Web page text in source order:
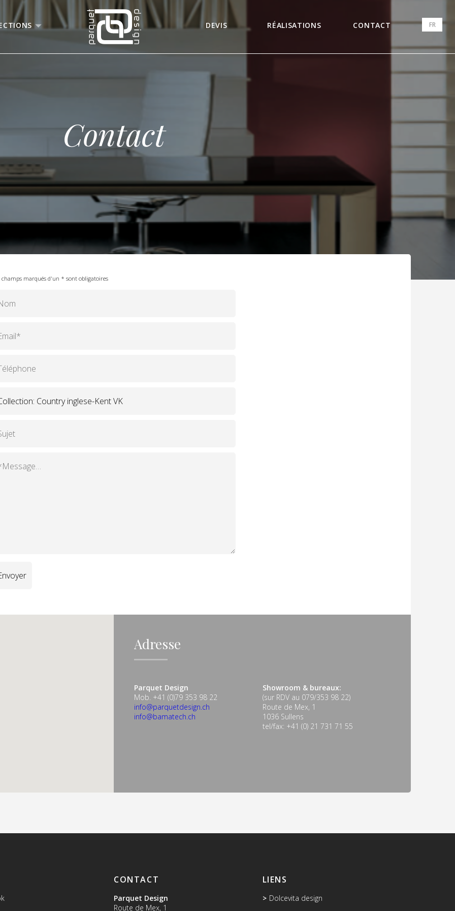
DEVIS RÉALISATIONS CONTACT FR
Contact
champs marqués d'un * sont obligatoires
Adresse
Parquet Design
Mob. +41 (0)79 353 98 22
info@parquetdesign.ch
info@bamatech.ch
Showroom & bureaux:
(sur RDV au 079/353 98 22)
Route de Mex, 1
1036 Sullens
tel/fax: +41 (0) 21 731 71 55
CONTACT
Parquet Design
Route de Mex, 1
LIENS
Dolcevita design